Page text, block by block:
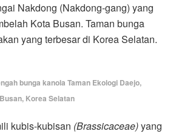
Nakdong (Nakdong-gang) yang
Kota Busan. Taman bunga
yang terbesar di Korea Selatan.
bunga kanola Taman Ekologi Daejo,
Busan, Korea Selatan
kubis-kubisan (Brassicaceae)yang